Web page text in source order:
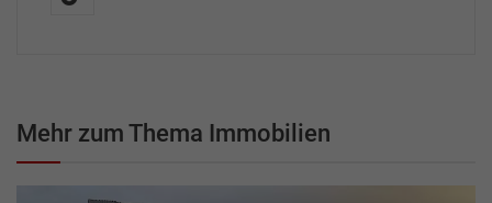
Mehr zum Thema Immobilien